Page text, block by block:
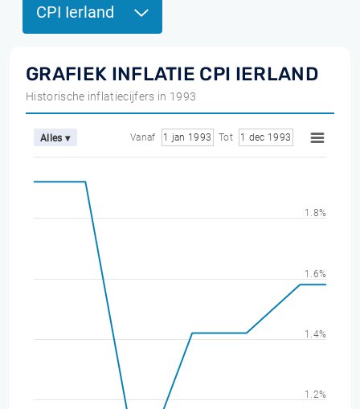
CPI Ierland
GRAFIEK INFLATIE CPI IERLAND
Historische inflatiecijfers in 1993
Alles ▾ Vanaf 1 jan 1993 Tot 1 dec 1993
1.2%
1.4%
1.6%
1.8%